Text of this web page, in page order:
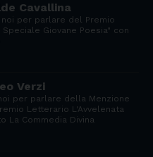
Cavallina
per parlare del Premio
Giovane Poesia" con
Verzi
per parlare della Menzione
Letterario L'Avvelenata
La Commedia Divina